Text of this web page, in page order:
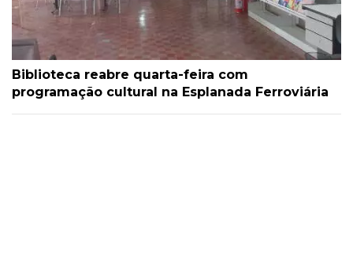
Biblioteca reabre quarta-feira com
programação cultural na Esplanada Ferroviária